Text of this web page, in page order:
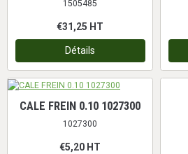
1505485
€31,25 HT
Détails
CALE FREIN 0.10 1027300
1027300
€5,20 HT